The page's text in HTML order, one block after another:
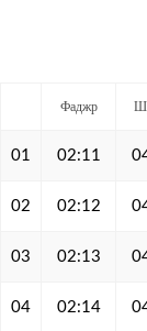
Фаджр
01 02:11
02 02:12
03 02:13
04 02:14